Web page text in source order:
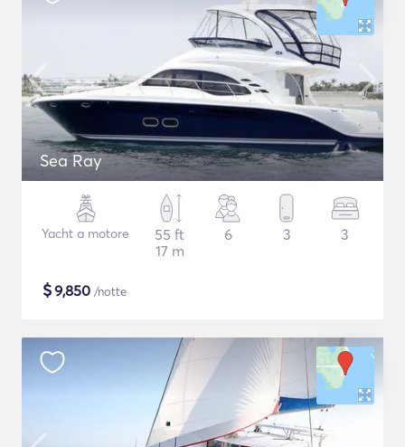
Sea Ray
Yacht a motore
55 ft
17 m
6 3 3
$9,850 /notte